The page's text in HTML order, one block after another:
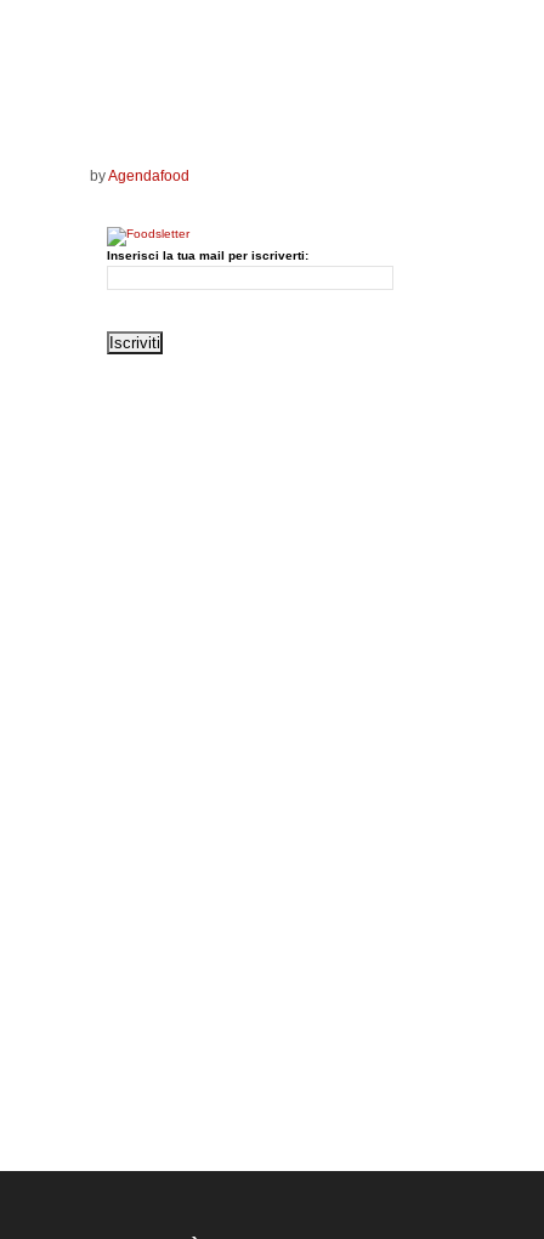
byAgendafood
Inserisci la tua mail per iscriverti: